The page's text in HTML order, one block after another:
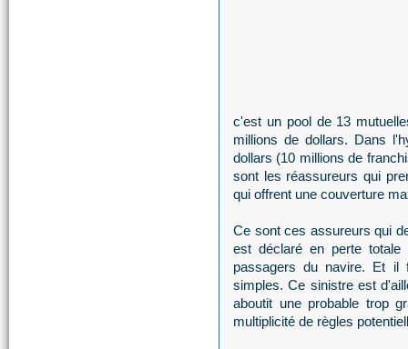
c'est un pool de 13
millions de dollars. Dans
dollars (10 millions de
sont les réassureurs qui
qui offrent une couverture
Ce sont ces assureurs qui
est déclaré en perte totale
passagers du navire. Et
simples. Ce sinistre est
aboutit une probable trop
multiplicité de règles